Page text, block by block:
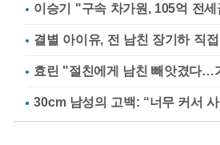
이승기 "구속 차가원, 105억 전
결별 아이유, 전 남친 장기하 직
효린 "절친에게 남친 빼앗겼다…